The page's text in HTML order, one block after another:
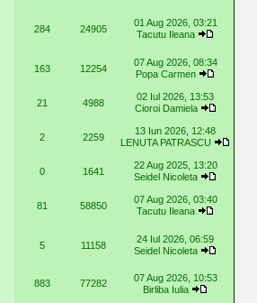
284 24905
01 Aug 2026, 03:21
Tacutu Ileana
163 12254
07 Aug 2026, 08:34
Popa Carmen
21 4988
02 Iul 2026, 13:53
Cioroi Damiela
2 2259
13 Iun 2026, 12:48
LENUTA PATRASCU
0 1641
22 Aug 2025, 13:20
Seidel Nicoleta
81 58850
07 Aug 2026, 03:40
Tacutu Ileana
5 11158
24 Iul 2026, 06:59
Seidel Nicoleta
883 77282
07 Aug 2026, 10:53
Birliba Iulia